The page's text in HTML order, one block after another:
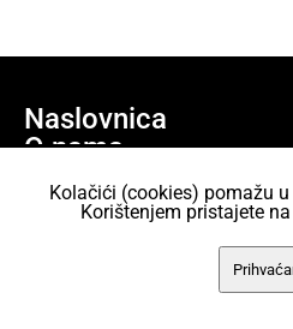
Naslovnica
O nama
Učlani se
Projekti
AKC Attack Sav sadržaj dan je na
Kolačići (cookies) pomažu
Korištenjem pristajete